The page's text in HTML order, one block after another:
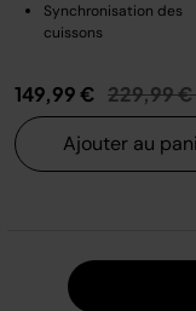
Synchronisation des
cuissons
149,99 € Prix
229,99 €
Ajouter au